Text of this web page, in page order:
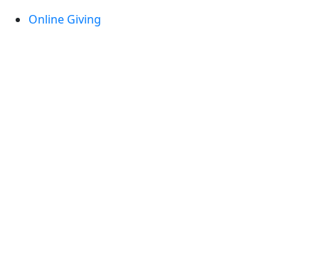
Online Giving